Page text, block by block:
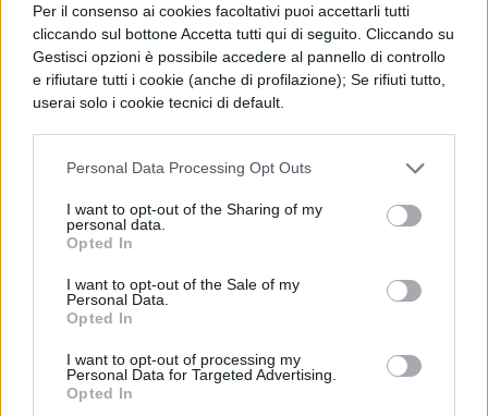
Per il consenso ai cookies facoltativi puoi accettarli tutti
cliccando sul bottone Accetta tutti qui di seguito. Cliccando su
Gestisci opzioni è possibile accedere al pannello di controllo
e rifiutare tutti i cookie (anche di profilazione); Se rifiuti tutto,
userai solo i cookie tecnici di default.
Personal Data Processing Opt Outs
I want to opt-out of the Sharing of my
personal data.
Opted In
I want to opt-out of the Sale of my
Personal Data.
Opted In
I want to opt-out of processing my
Personal Data for Targeted Advertising.
Opted In
Costui, non appena si era accorto di ciò che
comportava l’essere tiranno, non voleva più
esserlo, ma era troppo tardi: le Moire gli
sulla terra, dopo averlo immerso nel fiume
non ò stato immerso). Er dice che per
stanca della passata vita “movimentata”,
scelse la vita di un comune cittadino.
Platone fa notare che di solito chi veniva
dal Paradiso tendeva ad effettuare scelte